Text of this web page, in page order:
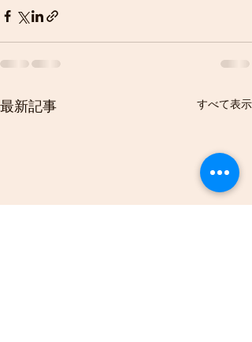
最新記事 すべて表示